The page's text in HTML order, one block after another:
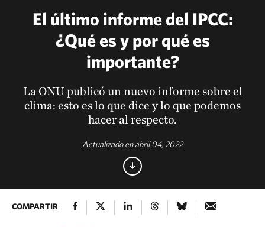
El último informe del IPCC:
¿Qué es y por qué es
importante?
La ONU publicó un nuevo informe sobre el
clima: esto es lo que dice y lo que podemos
hacer al respecto.
Actualizado en abril 04, 2022
COMPARTIR